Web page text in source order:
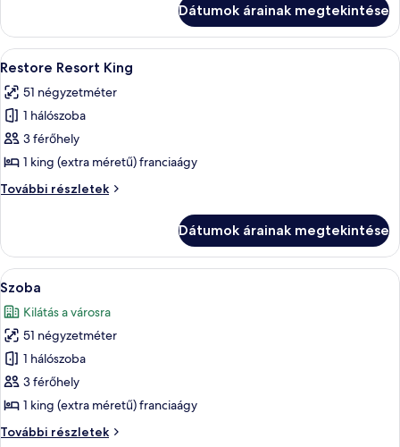
Queen
további
részletei
Dátumok árainak megtekintése
A
következő
szoba
összes
képének
megtekintése:
Restore
Resort
Egy szállodai szoba, amelyben egy
4
Restore Resort King
51 négyzetméter
1 hálószoba
3 férőhely
1 king (extra méretű) franciaágy
További részletek
Restore
részletei
Dátumok árainak megtekintése
A
következő
szoba
összes
képének
megtekintése:
Szoba
Egy szállodai szoba, amelyben egy
5
Szoba
Kilátás a városra
51 négyzetméter
1 hálószoba
3 férőhely
1 king (extra méretű) franciaágy
További részletek
Szoba